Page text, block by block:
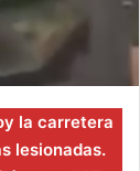
la carretera
lesionadas.